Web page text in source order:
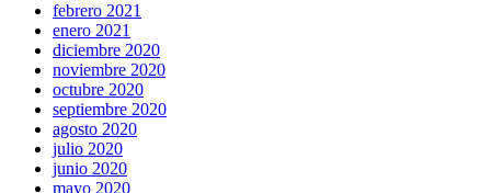
febrero 2021
enero 2021
diciembre 2020
noviembre 2020
octubre 2020
septiembre 2020
agosto 2020
julio 2020
junio 2020
mayo 2020